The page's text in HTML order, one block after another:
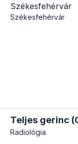
Székesfehérvár
Székesfehérvár
Teljes gerinc
Radiológia